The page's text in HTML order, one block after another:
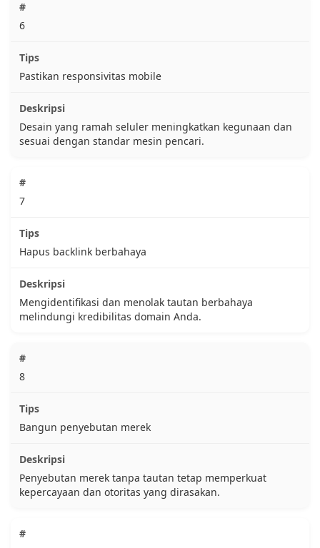
6
Pastikan responsivitas mobile
Desain yang ramah seluler meningkatkan kegunaan dan
sesuai dengan standar mesin pencari.
7
Hapus backlink berbahaya
Mengidentifikasi dan menolak tautan berbahaya
melindungi kredibilitas domain Anda.
8
Bangun penyebutan merek
Penyebutan merek tanpa tautan tetap memperkuat
kepercayaan dan otoritas yang dirasakan.